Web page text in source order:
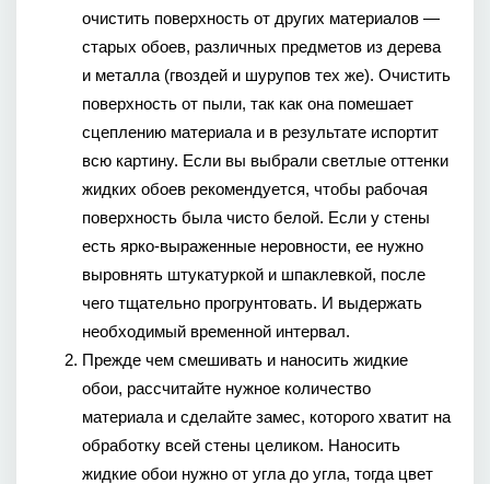
очистить поверхность от других материалов —
старых обоев, различных предметов из дерева
и металла (гвоздей и шурупов тех же). Очистить
поверхность от пыли, так как она помешает
сцеплению материала и в результате испортит
всю картину. Если вы выбрали светлые оттенки
жидких обоев рекомендуется, чтобы рабочая
поверхность была чисто белой. Если у стены
есть ярко-выраженные неровности, ее нужно
выровнять штукатуркой и шпаклевкой, после
чего тщательно прогрунтовать. И выдержать
необходимый временной интервал.
Прежде чем смешивать и наносить жидкие
обои, рассчитайте нужное количество
материала и сделайте замес, которого хватит на
обработку всей стены целиком. Наносить
жидкие обои нужно от угла до угла, тогда цвет